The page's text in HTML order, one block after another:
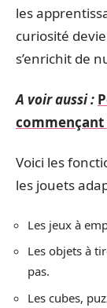
les
curiosité
s’enrichit de
A voir aussi :
commençant
Voici les
les jouets
Les jeux à
Les objets à
pas.
Les cubes,